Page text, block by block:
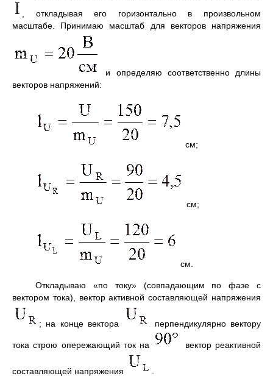
, откладывая его горизонтально в произвольном
масштабе. Принимаю масштаб для векторов напряжения
и определяю соответственно длины
векторов напряжений:
см;
см;
см.
Откладываю «по току» (совпадающим по фазе с
вектором тока), вектор активной составляющей напряжения
; на конце вектора перпендикулярно вектору
тока строю опережающий ток на вектор реактивной
составляющей напряжения